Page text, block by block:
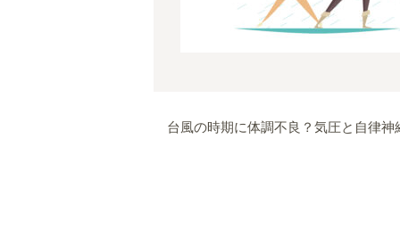
台風の時期に体調不良？気圧と自律神